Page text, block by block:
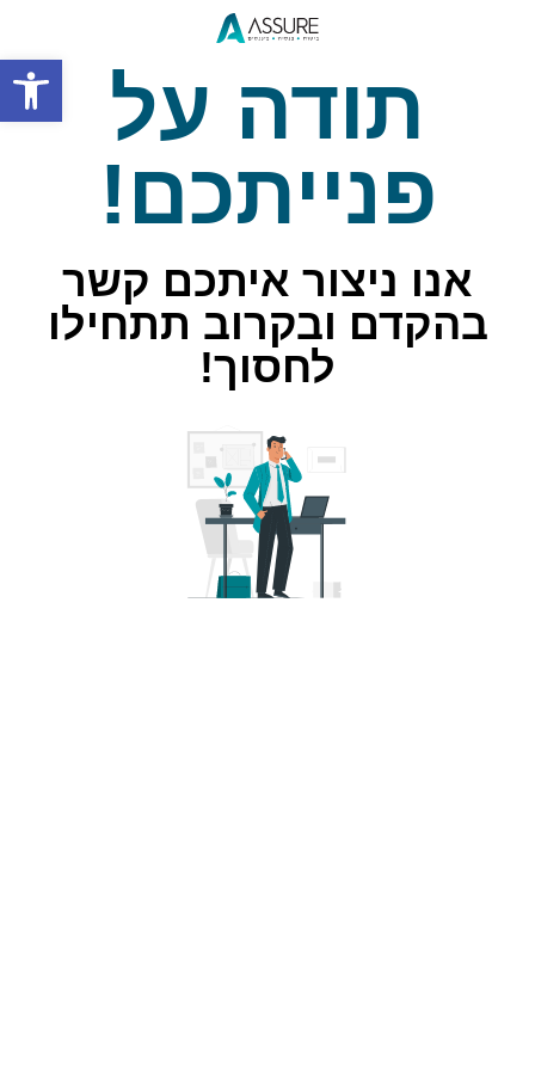
פתח
תודה על
פנייתכם!
אנו ניצור איתכם קשר
בהקדם ובקרוב תתחילו
לחסוך!